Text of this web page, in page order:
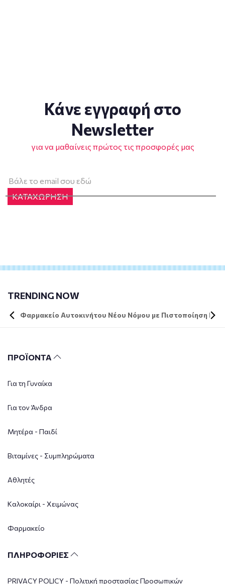
Κάνε εγγραφή στο
Newsletter
για να μαθαίνεις πρώτος τις προσφορές μας
ΚΑΤΑΧΩΡΗΣΗ
TRENDING NOW
Φαρμακείο Αυτοκινήτου Νέου Νόμου με Πιστοποίηση DIN
ΠΡΟΪΟΝΤΑ
Για τη Γυναίκα
Για τον Άνδρα
Μητέρα - Παιδί
Βιταμίνες - Συμπληρώματα
Αθλητές
Καλοκαίρι - Χειμώνας
Φαρμακείο
ΠΛΗΡΟΦΟΡΙΕΣ
PRIVACY POLICY - Πολιτική προστασίας Προσωπικών